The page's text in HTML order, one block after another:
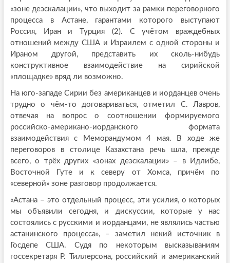
«зоне деэскалации», что выходит за рамки переговорного
процесса в Астане, гарантами которого выступают
Россия, Иран и Турция (2). С учётом враждебных
отношений между США и Израилем с одной стороны и
Ираном другой, представить их сколь-нибудь
конструктивное взаимодействие на сирийской
«площадке» вряд ли возможно.
На юго-западе Сирии без американцев и иорданцев очень
трудно о чём-то договариваться, отметил С. Лавров,
отвечая на вопрос о соотношении формируемого
российско-американо-иорданского формата
взаимодействия с Меморандумом 4 мая. В ходе же
переговоров в столице Казахстана речь шла, прежде
всего, о трёх других «зонах деэскалации» – в Идлибе,
Восточной Гуте и к северу от Хомса, причём по
«северной» зоне разговор продолжается.
«Астана – это отдельный процесс, эти усилия, о которых
мы объявили сегодня, и дискуссии, которые у нас
состоялись с русскими и иорданцами, не являлись частью
астанинского процесса», – заметил некий источник в
Госдепе США. Судя по некоторым высказываниям
госсекретаря Р. Тиллерсона, российский и американский